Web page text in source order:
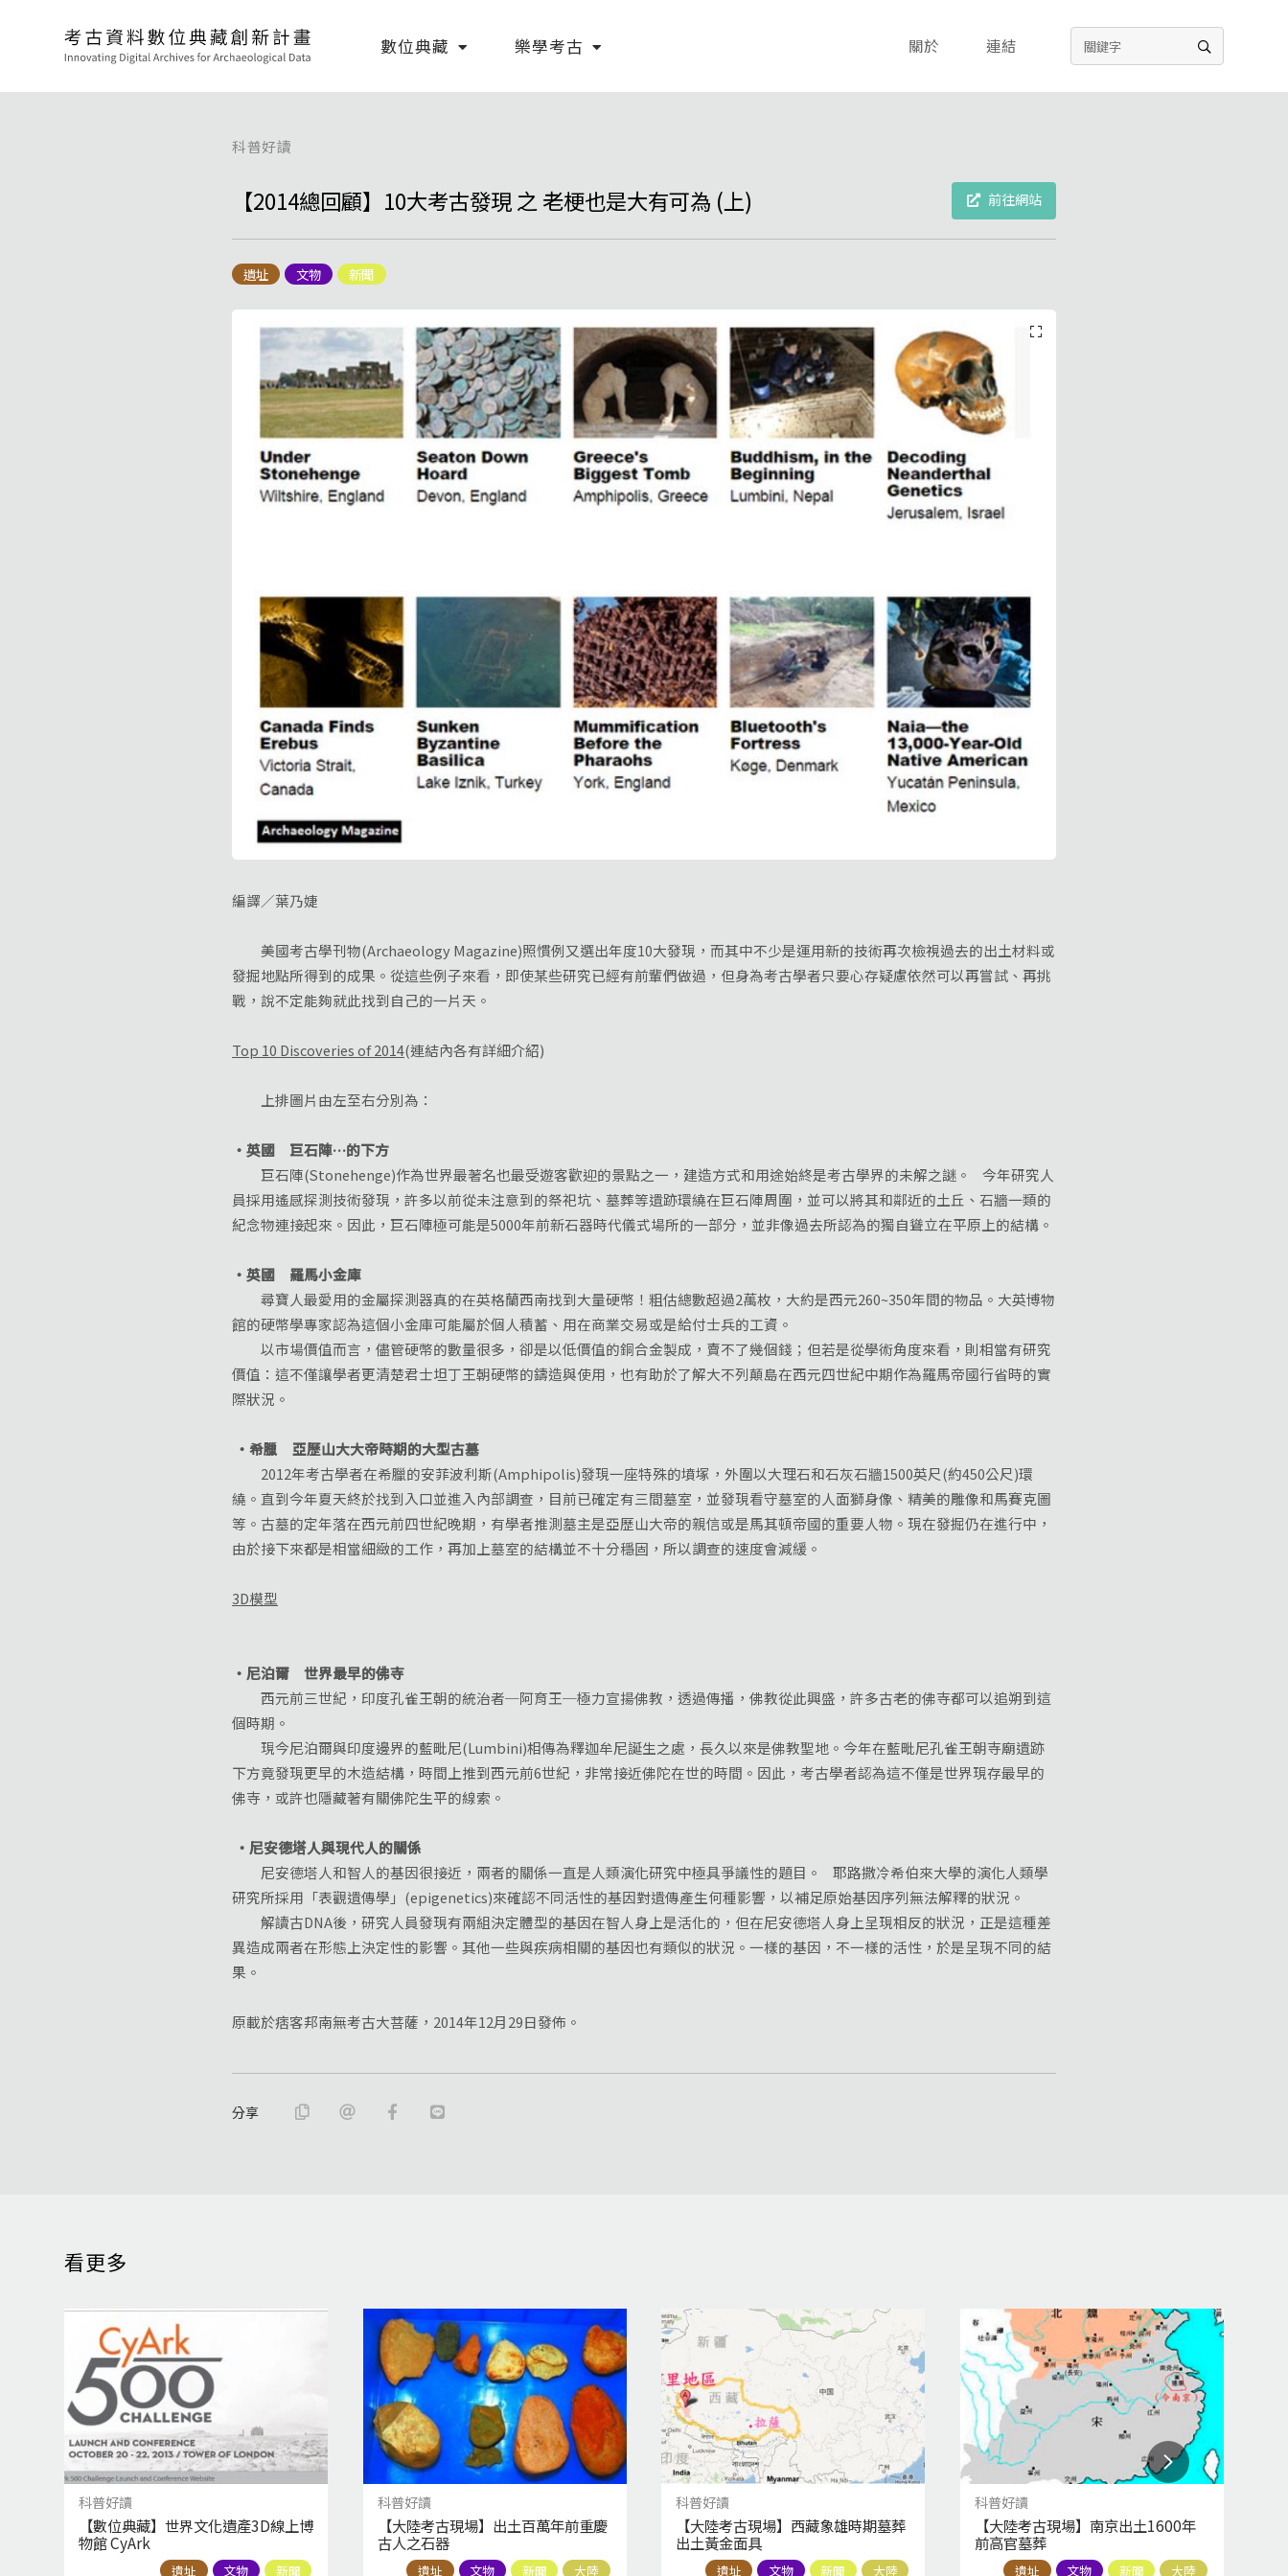
數位典藏 樂學考古 關於 連結
科普好讀
【2014總回顧】10大考古發現 之 老梗也是大有可為 (上) 前往網站
遺址 文物 新聞
編譯／葉乃婕
美國考古學刊物(Archaeology Magazine)照慣例又選出年度10大發現，而其中不少是運用新的技術再次檢視過去的出土材料或
發掘地點所得到的成果。從這些例子來看，即使某些研究已經有前輩們做過，但身為考古學者只要心存疑慮依然可以再嘗試、再挑
戰，說不定能夠就此找到自己的一片天。
Top 10 Discoveries of 2014(連結內各有詳細介紹)
上排圖片由左至右分別為：
‧英國 巨石陣…的下方
巨石陣(Stonehenge)作為世界最著名也最受遊客歡迎的景點之一，建造方式和用途始終是考古學界的未解之謎。 今年研究人
員採用遙感探測技術發現，許多以前從未注意到的祭祀坑、墓葬等遺跡環繞在巨石陣周圍，並可以將其和鄰近的土丘、石牆一類的
紀念物連接起來。因此，巨石陣極可能是5000年前新石器時代儀式場所的一部分，並非像過去所認為的獨自聳立在平原上的結構。
‧英國 羅馬小金庫
尋寶人最愛用的金屬探測器真的在英格蘭西南找到大量硬幣！粗估總數超過2萬枚，大約是西元260~350年間的物品。大英博物
館的硬幣學專家認為這個小金庫可能屬於個人積蓄、用在商業交易或是給付士兵的工資。
以市場價值而言，儘管硬幣的數量很多，卻是以低價值的銅合金製成，賣不了幾個錢；但若是從學術角度來看，則相當有研究
價值：這不僅讓學者更清楚君士坦丁王朝硬幣的鑄造與使用，也有助於了解大不列顛島在西元四世紀中期作為羅馬帝國行省時的實
際狀況。
‧希臘 亞歷山大大帝時期的大型古墓
2012年考古學者在希臘的安菲波利斯(Amphipolis)發現一座特殊的墳塚，外圍以大理石和石灰石牆1500英尺(約450公尺)環
繞。直到今年夏天終於找到入口並進入內部調查，目前已確定有三間墓室，並發現看守墓室的人面獅身像、精美的雕像和馬賽克圖
等。古墓的定年落在西元前四世紀晚期，有學者推測墓主是亞歷山大帝的親信或是馬其頓帝國的重要人物。現在發掘仍在進行中，
由於接下來都是相當細緻的工作，再加上墓室的結構並不十分穩固，所以調查的速度會減緩。
3D模型
‧尼泊爾 世界最早的佛寺
西元前三世紀，印度孔雀王朝的統治者─阿育王─極力宣揚佛教，透過傳播，佛教從此興盛，許多古老的佛寺都可以追朔到這
個時期。
現今尼泊爾與印度邊界的藍毗尼(Lumbini)相傳為釋迦牟尼誕生之處，長久以來是佛教聖地。今年在藍毗尼孔雀王朝寺廟遺跡
下方竟發現更早的木造結構，時間上推到西元前6世紀，非常接近佛陀在世的時間。因此，考古學者認為這不僅是世界現存最早的
佛寺，或許也隱藏著有關佛陀生平的線索。
‧尼安德塔人與現代人的關係
尼安德塔人和智人的基因很接近，兩者的關係一直是人類演化研究中極具爭議性的題目。 耶路撒冷希伯來大學的演化人類學
研究所採用「表觀遺傳學」(epigenetics)來確認不同活性的基因對遺傳產生何種影響，以補足原始基因序列無法解釋的狀況。
解讀古DNA後，研究人員發現有兩組決定體型的基因在智人身上是活化的，但在尼安德塔人身上呈現相反的狀況，正是這種差
異造成兩者在形態上決定性的影響。其他一些與疾病相關的基因也有類似的狀況。一樣的基因，不一樣的活性，於是呈現不同的結
果。
原載於痞客邦南無考古大菩薩，2014年12月29日發佈。
分享
看更多
科普好讀
【數位典藏】世界文化遺產3D線上博
物館 CyArk
遺址 文物 新聞
科普好讀
【大陸考古現場】出土百萬年前重慶
古人之石器
遺址 文物 新聞 大陸
科普好讀
【大陸考古現場】西藏象雄時期墓葬
出土黃金面具
遺址 文物 新聞 大陸
科普好讀
【大陸考古現場】南京出土1600年
前高官墓葬
遺址 文物 新聞 大陸